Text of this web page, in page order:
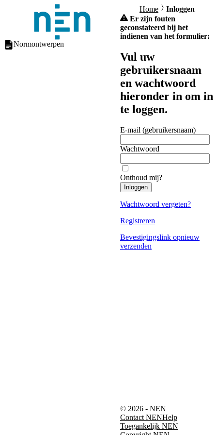
Normontwerpen
Home
Inloggen
Er zijn fouten
geconstateerd bij het
indienen van het formulier:
Vul uw
gebruikersnaam
en wachtwoord
hieronder in om in
te loggen.
E-mail (gebruikersnaam)
Wachtwoord
Onthoud mij?
Inloggen
Wachtwoord vergeten?
Registreren
Bevestigingslink opnieuw
verzenden
© 2026 - NEN
Contact NENHelp
Toegankelijk NEN